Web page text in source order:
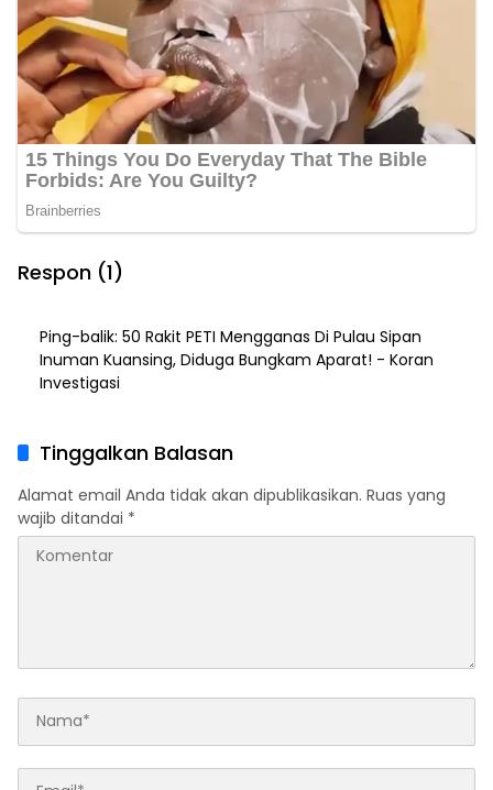
Respon (1)
Ping-balik: 50 Rakit PETI Mengganas Di Pulau Sipan
Inuman Kuansing, Diduga Bungkam Aparat! - Koran
Investigasi
Tinggalkan Balasan
Alamat email Anda tidak akan dipublikasikan. Ruas yang
wajib ditandai *